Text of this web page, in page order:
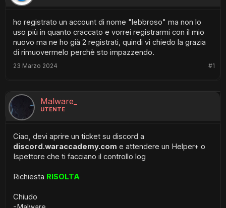
ho registrato un account di nome "lebbroso" ma non lo
uso più in quanto craccato e vorrei registrarmi con il mio
nuovo ma ne ho già 2 registrati, quindi vi chiedo la grazia
di rimuovermelo perchè sto impazzendo.
#1
23 Marzo 2024
Malware_
UTENTE
Ciao, devi aprire un ticket su discord a
discord.waraccademy.com e attendere un Helper+ o
Ispettore che ti facciano il controllo log
Richiesta RISOLTA
Chiudo